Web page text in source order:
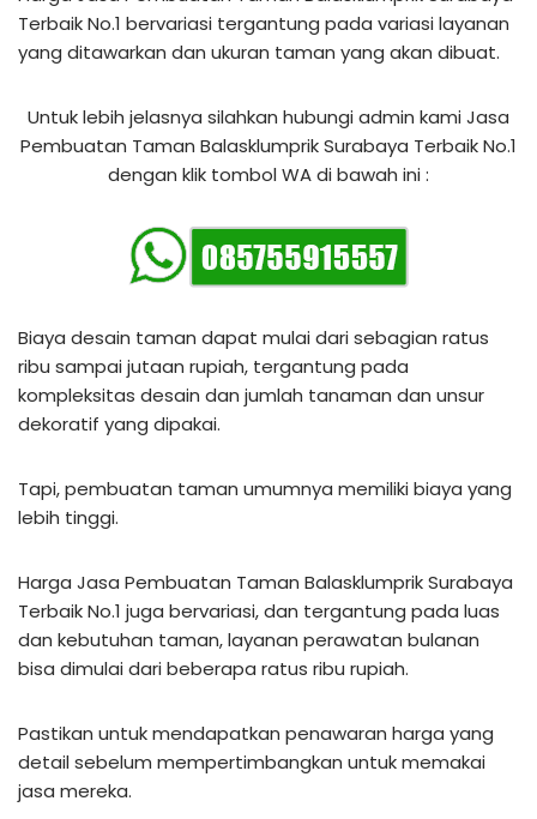
Terbaik No.1 bervariasi tergantung pada variasi layanan
yang ditawarkan dan ukuran taman yang akan dibuat.
Untuk lebih jelasnya silahkan hubungi admin kami Jasa
Pembuatan Taman Balasklumprik Surabaya Terbaik No.1
dengan klik tombol WA di bawah ini :
Biaya desain taman dapat mulai dari sebagian ratus
ribu sampai jutaan rupiah, tergantung pada
kompleksitas desain dan jumlah tanaman dan unsur
dekoratif yang dipakai.
Tapi, pembuatan taman umumnya memiliki biaya yang
lebih tinggi.
Harga Jasa Pembuatan Taman Balasklumprik Surabaya
Terbaik No.1 juga bervariasi, dan tergantung pada luas
dan kebutuhan taman, layanan perawatan bulanan
bisa dimulai dari beberapa ratus ribu rupiah.
Pastikan untuk mendapatkan penawaran harga yang
detail sebelum mempertimbangkan untuk memakai
jasa mereka.